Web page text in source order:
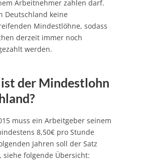
Arbeitnehmer zahlen darf.
Deutschland keine
Mindestlöhne, sodass
derzeit immer noch
werden.
der Mindestlohn
muss ein Arbeitgeber seinem
8,50€ pro Stunde
Jahren soll der Satz
siehe folgende Übersicht: